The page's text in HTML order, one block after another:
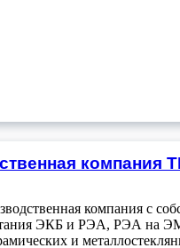
компания с
ЭКБ и РЭА, РЭА на
и